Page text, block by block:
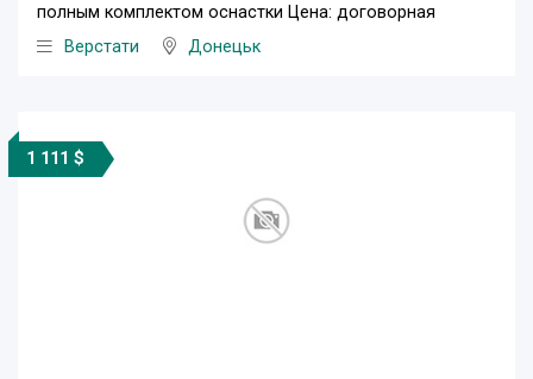
полным комплектом оснастки Цена: договорная
Верстати
Донецьк
1 111 $